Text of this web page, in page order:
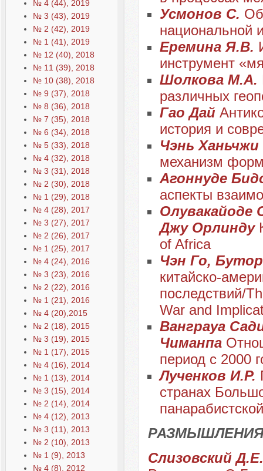
№ 4 (44), 2019
№ 3 (43), 2019
№ 2 (42), 2019
№ 1 (41), 2019
№ 12 (40), 2018
№ 11 (39), 2018
№ 10 (38), 2018
№ 9 (37), 2018
№ 8 (36), 2018
№ 7 (35), 2018
№ 6 (34), 2018
№ 5 (33), 2018
№ 4 (32), 2018
№ 3 (31), 2018
№ 2 (30), 2018
№ 1 (29), 2018
№ 4 (28), 2017
№ 3 (27), 2017
№ 2 (26), 2017
№ 1 (25), 2017
№ 4 (24), 2016
№ 3 (23), 2016
№ 2 (22), 2016
№ 1 (21), 2016
№ 4 (20),2015
№ 2 (18), 2015
№ 3 (19), 2015
№ 1 (17), 2015
№ 4 (16), 2014
№ 1 (13), 2014
№ 3 (15), 2014
№ 2 (14), 2014
№ 4 (12), 2013
№ 3 (11), 2013
№ 2 (10), 2013
№ 1 (9), 2013
№ 4 (8), 2012
Усмонов С.
национальной
Еремина Я.В.
инструмент
Шолкова М.А.
различных
Гао Дай
история и
Чэнь Ханьчжи
механизм
Агоннуде
аспекты
Олувакайоде
Джу Орлинду
оf Africa
Чэн Го,
китайско-
последствий/
War and
Ванграуа
Чиманпа
период с 2000
Лученков И.Р.
странах
Слизовский